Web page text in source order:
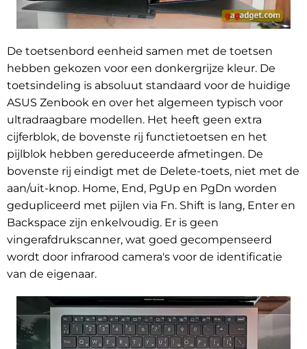
De toetsenbord eenheid samen met de toetsen
hebben gekozen voor een donkergrijze kleur. De
toetsindeling is absoluut standaard voor de huidige
ASUS Zenbook en over het algemeen typisch voor
ultradraagbare modellen. Het heeft geen extra
cijferblok, de bovenste rij functietoetsen en het
pijlblok hebben gereduceerde afmetingen. De
bovenste rij eindigt met de Delete-toets, niet met de
aan/uit-knop. Home, End, PgUp en PgDn worden
gedupliceerd met pijlen via Fn. Shift is lang, Enter en
Backspace zijn enkelvoudig. Er is geen
vingerafdrukscanner, wat goed gecompenseerd
wordt door infrarood camera's voor de identificatie
van de eigenaar.